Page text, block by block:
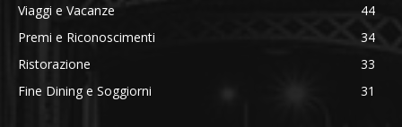
Viaggi e Vacanze
44
Premi e Riconoscimenti
34
Ristorazione
33
Fine Dining e Soggiorni
31